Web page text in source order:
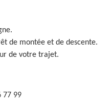
de montée et de descente.
de votre trajet.
77 99